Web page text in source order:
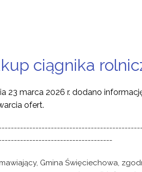
ciągnika
23 marca 2026 r. dodano
ofert.
Gmina Święciechowa,